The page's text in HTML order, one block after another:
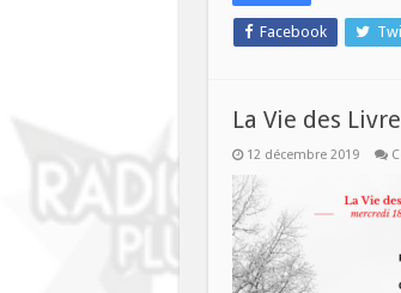
Facebook
La Vie des
12 décembre 2019